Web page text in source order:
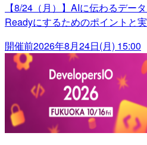
【8/24（月）】AIに伝わるデー
Readyにするためのポイントと
開催前2026年8月24日(月) 15:00